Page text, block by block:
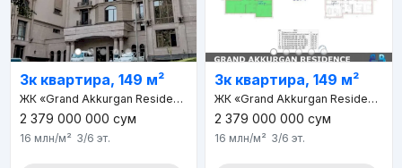
3к квартира, 149 м²
ЖК «Grand Akkurgan Resident»
2 379 000 000 сум
16 млн/м² 3/6 эт.
3к квартира, 149 м²
ЖК «Grand Akkurgan Resident»
2 379 000 000 сум
16 млн/м² 3/6 эт.